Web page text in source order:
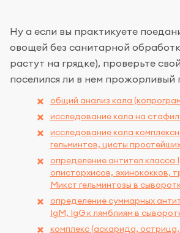
Ну а если вы практикуете
овощей без санитарной
растут на грядке), проверьте
поселился ли в нем прожорливый
общий анализ кала
исследование кала на
исследование кала
гельминтов, цисты
определение антител класса
описторхисов, эхинококков,
Микст гельминтозы в
определение суммарных
IgM, IgG к лямблиям в
комплекс (аскарида,